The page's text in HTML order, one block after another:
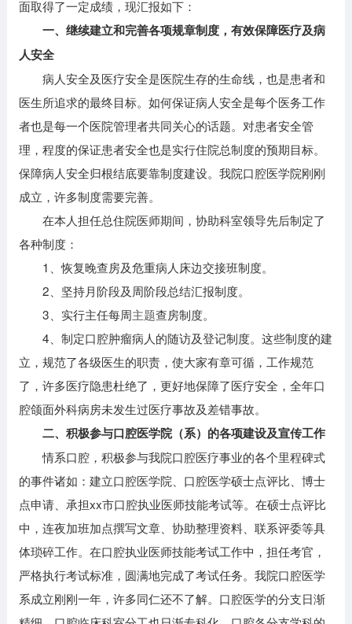
面取得了一定成绩，现汇报如下：
一、继续建立和完善各项规章制度，有效保障医疗及病
人安全
病人安全及医疗安全是医院生存的生命线，也是患者和
医生所追求的最终目标。如何保证病人安全是每个医务工作
者也是每一个医院管理者共同关心的话题。对患者安全管
理，程度的保证患者安全也是实行住院总制度的预期目标。
保障病人安全归根结底要靠制度建设。我院口腔医学院刚刚
成立，许多制度需要完善。
在本人担任总住院医师期间，协助科室领导先后制定了
各种制度：
1、恢复晚查房及危重病人床边交接班制度。
2、坚持月阶段及周阶段总结汇报制度。
3、实行主任每周主题查房制度。
4、制定口腔肿瘤病人的随访及登记制度。这些制度的建
立，规范了各级医生的职责，使大家有章可循，工作规范
了，许多医疗隐患杜绝了，更好地保障了医疗安全，全年口
腔颌面外科病房未发生过医疗事故及差错事故。
二、积极参与口腔医学院（系）的各项建设及宣传工作
情系口腔，积极参与我院口腔医疗事业的各个里程碑式
的事件诸如：建立口腔医学院、口腔医学硕士点评比、博士
点申请、承担xx市口腔执业医师技能考试等。在硕士点评比
中，连夜加班加点撰写文章、协助整理资料、联系评委等具
体琐碎工作。在口腔执业医师技能考试工作中，担任考官，
严格执行考试标准，圆满地完成了考试任务。我院口腔医学
系成立刚刚一年，许多同仁还不了解。口腔医学的分支日渐